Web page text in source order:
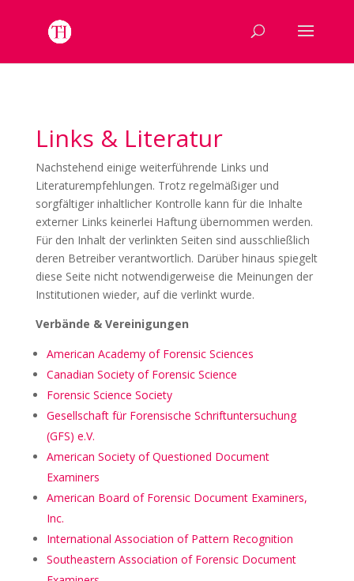
Links & Literatur
Nachstehend einige weiterführende Links und
Literaturempfehlungen. Trotz regelmäßiger und
sorgfältiger inhaltlicher Kontrolle kann für die Inhalte
externer Links keinerlei Haftung übernommen werden.
Für den Inhalt der verlinkten Seiten sind ausschließlich
deren Betreiber verantwortlich. Darüber hinaus spiegelt
diese Seite nicht notwendigerweise die Meinungen der
Institutionen wieder, auf die verlinkt wurde.
Verbände & Vereinigungen
American Academy of Forensic Sciences
Canadian Society of Forensic Science
Forensic Science Society
Gesellschaft für Forensische Schriftuntersuchung
(GFS) e.V.
American Society of Questioned Document
Examiners
American Board of Forensic Document Examiners,
Inc.
International Association of Pattern Recognition
Southeastern Association of Forensic Document